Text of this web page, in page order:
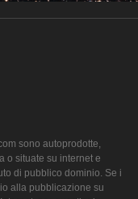
sono autoprodotte,
o situate su internet e
di pubblico dominio. Se i
alla pubblicazione su